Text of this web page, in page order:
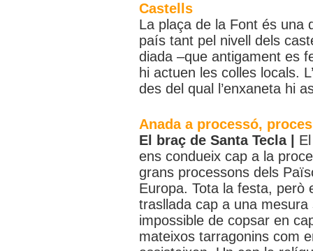
Castells
La plaça de la Font és una
país tant pel nivell dels
diada –que antigament es
hi actuen les colles locals.
des del qual l’enxaneta hi
Anada a processó,
El braç de Santa Tecla |
ens condueix cap a la
grans processons dels
Europa. Tota la festa, però
trasllada cap a una
impossible de copsar en
mateixos tarragonins com